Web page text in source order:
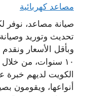
مصاعد كهربائية
صيانة مصاعد، نوفر
تحديث وتوريد وصيانة
وبأقل الأسعار
١٠ سنوات، من
الكويت لديهم خبرة
أنواعها، ويقومون